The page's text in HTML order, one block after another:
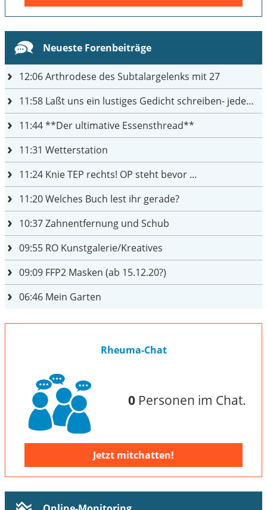
Neueste Forenbeiträge
12:06Arthrodese des Subtalargelenks mit 27
11:58 Laßt uns ein lustiges Gedicht schreiben- jeder einen Satz
11:44**Der ultimative Essensthread**
11:31 Wetterstation
11:24 Knie TEP rechts! OP steht bevor ...
11:20Welches Buch lest ihr gerade?
10:37Zahnentfernung und Schub
09:55 RO Kunstgalerie/Kreatives
09:09 FFP2 Masken (ab 15.12.20?)
06:46 Mein Garten
Rheuma-Chat
0Personen im Chat.
Jetzt mitchatten!